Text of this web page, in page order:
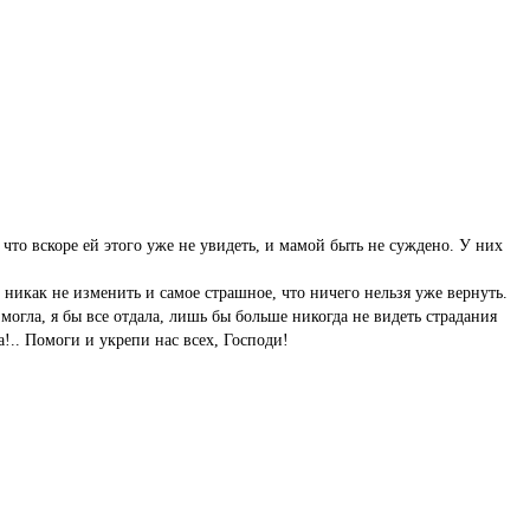
вскоре ей этого уже не увидеть, и мамой быть не суждено. У них
не изменить и самое страшное, что ничего нельзя уже вернуть.
я бы все отдала, лишь бы больше никогда не видеть страдания
Помоги и укрепи нас всех, Господи!